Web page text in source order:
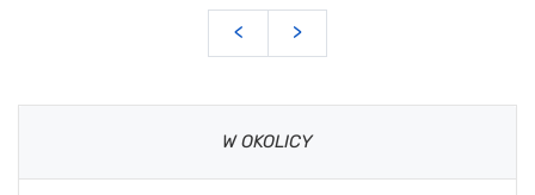
< >
W OKOLICY